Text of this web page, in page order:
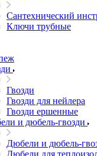
Сантехнический
Ключи трубные
Гвозди
Гвозди для нейлера
Гвозди ершенные
и дюбель-гвозди
Дюбели и дюбель-
Дюбели для